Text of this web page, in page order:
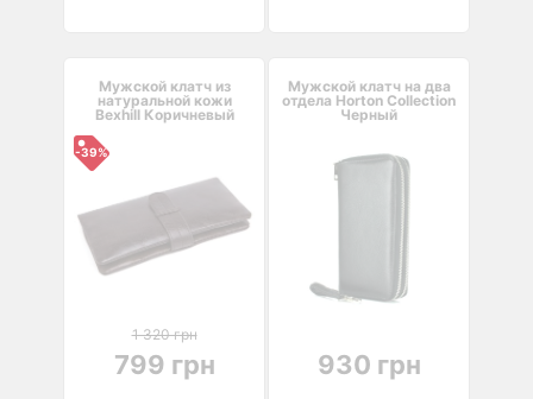
Мужской клатч из
натуральной кожи
Bexhill Коричневый
-39%
1 320 грн
799 грн
Мужской клатч на два
отдела Horton Collection
Черный
930 грн